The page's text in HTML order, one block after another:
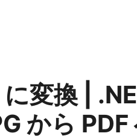
変換 |
から PDF